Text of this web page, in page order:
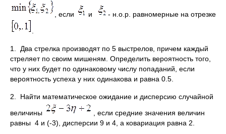
, если и - н.о.р. равномерные на отрезке
1. Два стрелка производят по 5 выстрелов, причем каждый
стреляет по своим мишеням. Определить вероятность того,
что у них будет по одинаковому числу попаданий, если
вероятность успеха у них одинакова и равна 0.5.
2. Найти математическое ожидание и дисперсию случайной
величины
, если средние значения величин
равны 4 и (-3), дисперсии 9 и 4, а ковариация равна 2.